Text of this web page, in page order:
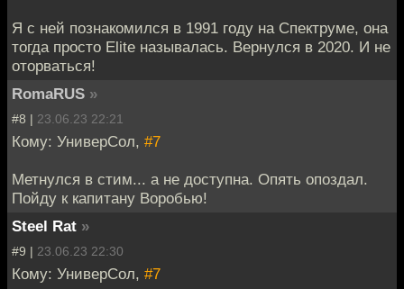
Я с ней познакомился в 1991 году на Спектруме, она
тогда просто Elite называлась. Вернулся в 2020. И не
оторваться!
RomaRUS »
#8 | 23.06.23 22:21
Кому: УниверСол, #7
Метнулся в стим... а не доступна. Опять опоздал.
Пойду к капитану Воробью!
Steel Rat »
#9 | 23.06.23 22:30
Кому: УниверСол, #7